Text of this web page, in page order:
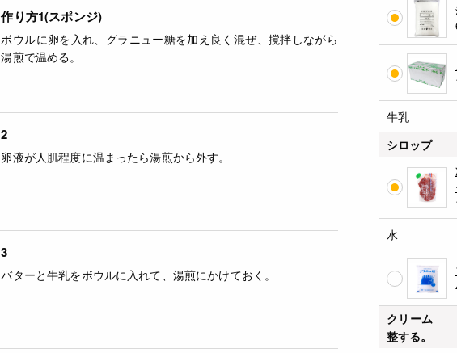
牛乳
シロップ
水
クリーム
整する。
作り方1(スポンジ)
ボウルに卵を入れ、グラニュー糖を加え良く混ぜ、撹拌しながら
湯煎で温める。
2
卵液が人肌程度に温まったら湯煎から外す。
3
バターと牛乳をボウルに入れて、湯煎にかけておく。